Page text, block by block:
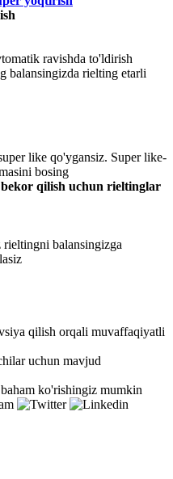
ravishda to'ldirish
balansingizda rielting etarli
like qo'ygansiz. Super like-
bosing
qilish uchun rieltinglar
balansingizga
qilish orqali muvaffaqiyatli
uchun mavjud
ko'rishingiz mumkin